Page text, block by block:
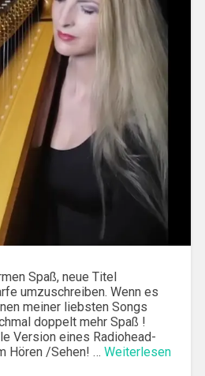
Spaß, neue Titel
umzuschreiben. Wenn es
meiner liebsten Songs
doppelt mehr Spaß !
Version eines Radiohead-
Hören /Sehen! … Weiterlesen